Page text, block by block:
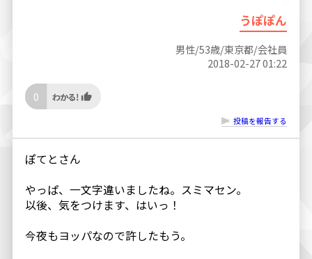
うぽぽん
男性/53歳/東京都/会社員
2018-02-27 01:22
0
投稿を報告する
ぽてとさん
やっぱ、一文字違いましたね。スミマセン。
以後、気をつけます、はいっ！
今夜もヨッパなので許したもう。